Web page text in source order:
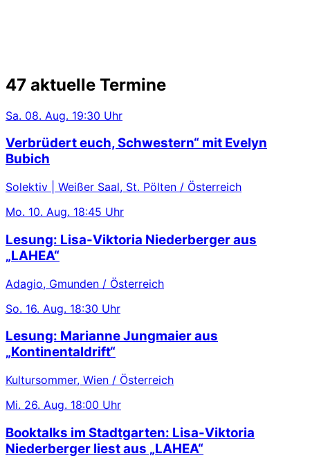
47 aktuelle Termine
Sa. 08. Aug. 19:30 Uhr
Verbrüdert euch, Schwestern“ mit Evelyn
Bubich
Solektiv | Weißer Saal, St. Pölten / Österreich
Mo. 10. Aug. 18:45 Uhr
Lesung: Lisa-Viktoria Niederberger aus
„LAHEA“
Adagio, Gmunden / Österreich
So. 16. Aug. 18:30 Uhr
Lesung: Marianne Jungmaier aus
„Kontinentaldrift“
Kultursommer, Wien / Österreich
Mi. 26. Aug. 18:00 Uhr
Booktalks im Stadtgarten: Lisa-Viktoria
Niederberger liest aus „LAHEA“